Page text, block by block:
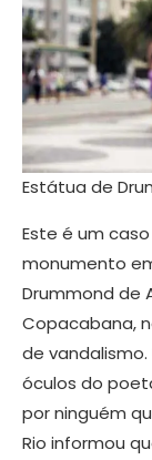
Estátua de
Este é um
monumento
Drummond de
Copacabana,
de
óculos do
por ninguém
Rio informou